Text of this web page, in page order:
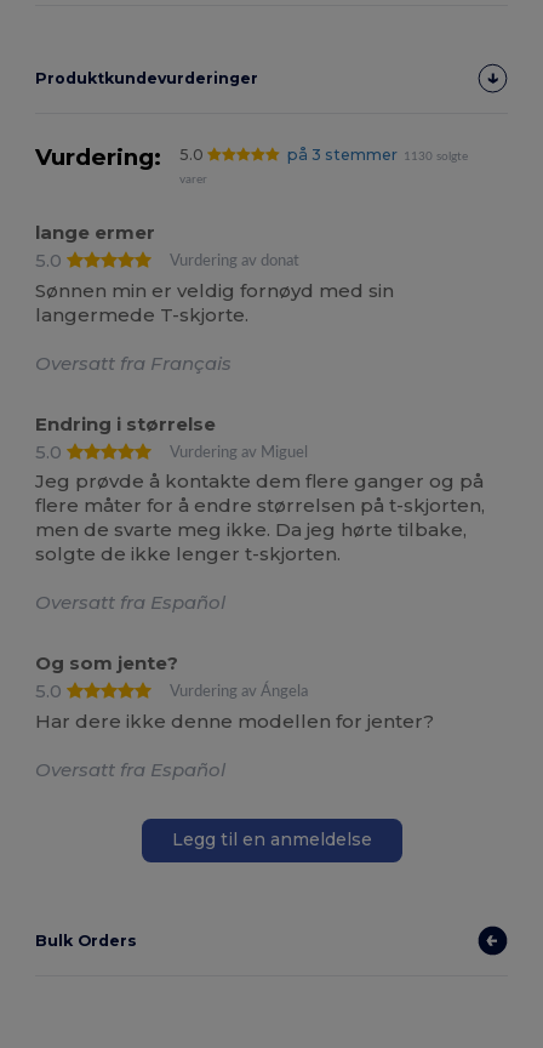
Produktkundevurderinger
Vurdering: 5.0 på 3 stemmer
1130 solgte
varer
lange ermer
5.0
Vurdering av donat
Sønnen min er veldig fornøyd med sin
langermede T-skjorte.
Oversatt fra Français
Endring i størrelse
5.0
Vurdering av Miguel
Jeg prøvde å kontakte dem flere ganger og på
flere måter for å endre størrelsen på t-skjorten,
men de svarte meg ikke. Da jeg hørte tilbake,
solgte de ikke lenger t-skjorten.
Oversatt fra Español
Og som jente?
5.0
Vurdering av Ángela
Har dere ikke denne modellen for jenter?
Oversatt fra Español
Legg til en anmeldelse
Bulk Orders